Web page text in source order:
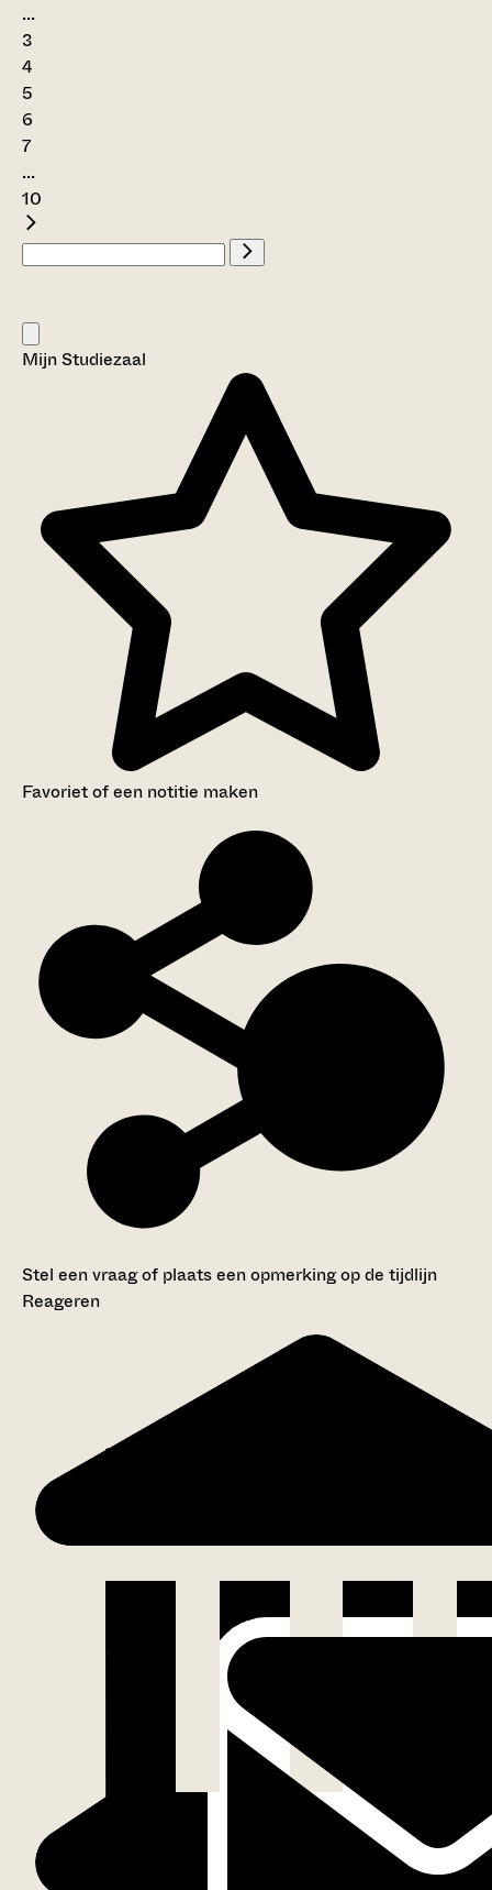
...
3
4
5
6
7
...
10
Mijn Studiezaal
Favoriet of een notitie maken
Stel een vraag of plaats een opmerking op de tijdlijn
Reageren